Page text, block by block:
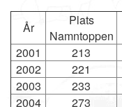
År
Plats
Namntoppen
2001
213
2002
221
2003
233
2004
273